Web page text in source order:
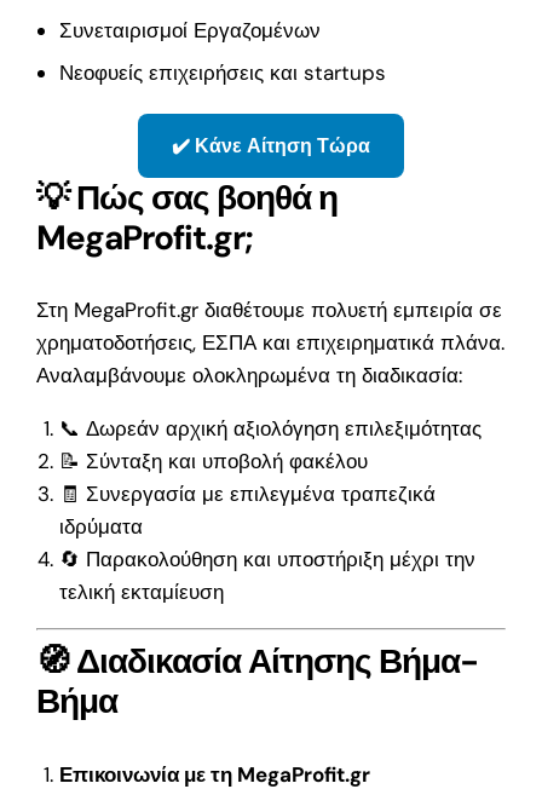
Συνεταιρισμοί Εργαζομένων
Νεοφυείς επιχειρήσεις και startups
✔️ Κάνε Αίτηση Τώρα
💡 Πώς σας βοηθά η
MegaProfit.gr;
Στη MegaProfit.gr διαθέτουμε πολυετή εμπειρία σε
χρηματοδοτήσεις, ΕΣΠΑ και επιχειρηματικά πλάνα.
Αναλαμβάνουμε ολοκληρωμένα τη διαδικασία:
📞 Δωρεάν αρχική αξιολόγηση επιλεξιμότητας
📝 Σύνταξη και υποβολή φακέλου
🧾 Συνεργασία με επιλεγμένα τραπεζικά
ιδρύματα
🔄 Παρακολούθηση και υποστήριξη μέχρι την
τελική εκταμίευση
🧭 Διαδικασία Αίτησης Βήμα-
Βήμα
Επικοινωνία με τη MegaProfit.gr